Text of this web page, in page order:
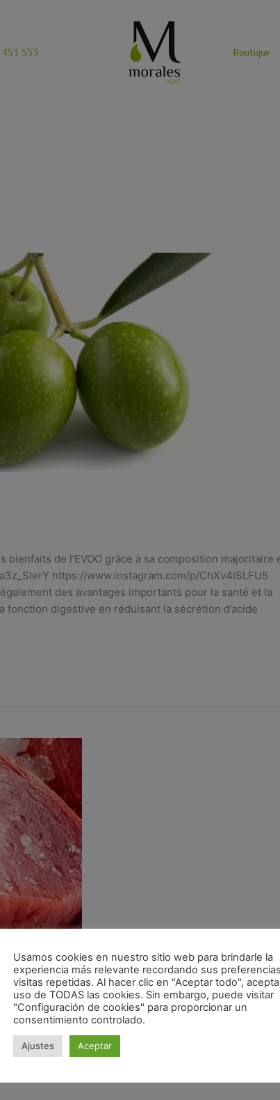
533 Boutique
de l’EVOO grâce à sa composition majoritaire
https://www.instagram.com/p/ChXv4ISLFU5
des avantages importants pour la santé et la
fonction digestive en réduisant la sécrétion d’acide
blanc et d’algues wakame
Usamos cookies en nuestro sitio web para brindarle la
experiencia más relevante recordando sus
visitas repetidas. Al hacer clic en "Aceptar todo",
uso de TODAS las cookies. Sin embargo, puede visitar
"Configuración de cookies" para proporcionar un
consentimiento controlado.
Ajustes Aceptar